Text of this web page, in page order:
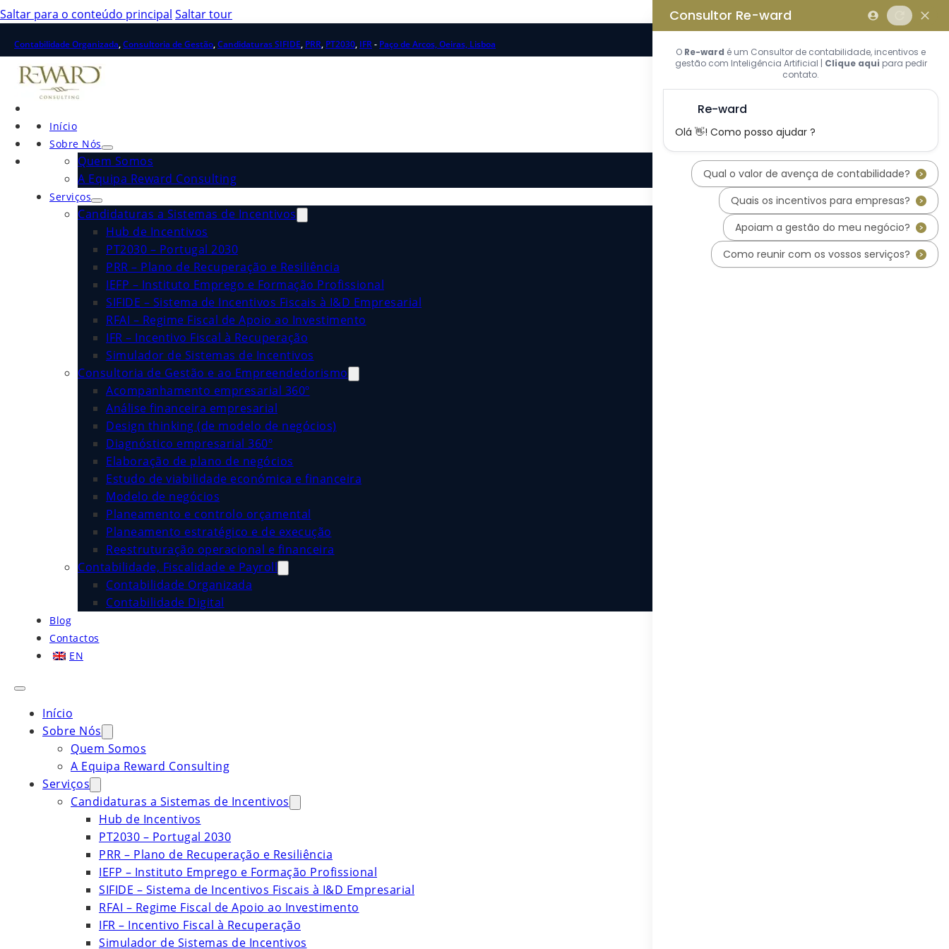
Saltar para o conteúdo principal Saltar tour
Contabilidade Organizada,Consultoria de Gestão,Candidaturas SIFIDE, PRR, PT2030, IFR- Paço de Arcos, Oeiras, Lisboa
Início
Sobre Nós
Quem Somos
A Equipa Reward Consulting
Serviços
Candidaturas a Sistemas de Incentivos
Hub de Incentivos
PT2030 – Portugal 2030
PRR – Plano de Recuperação e Resiliência
IEFP – Instituto Emprego e Formação Profissional
SIFIDE – Sistema de Incentivos Fiscais à I&D Empresarial
RFAI – Regime Fiscal de Apoio ao Investimento
IFR – Incentivo Fiscal à Recuperação
Simulador de Sistemas de Incentivos
Consultoria de Gestão e ao Empreendedorismo
Acompanhamento empresarial 360º
Análise financeira empresarial
Design thinking (de modelo de negócios)
Diagnóstico empresarial 360º
Elaboração de plano de negócios
Estudo de viabilidade económica e financeira
Modelo de negócios
Planeamento e controlo orçamental
Planeamento estratégico e de execução
Reestruturação operacional e financeira
Contabilidade, Fiscalidade e Payroll
Contabilidade Organizada
Contabilidade Digital
Blog
Contactos
EN
Início
Sobre Nós
Quem Somos
A Equipa Reward Consulting
Serviços
Candidaturas a Sistemas de Incentivos
Hub de Incentivos
PT2030 – Portugal 2030
PRR – Plano de Recuperação e Resiliência
IEFP – Instituto Emprego e Formação Profissional
SIFIDE – Sistema de Incentivos Fiscais à I&D Empresarial
RFAI – Regime Fiscal de Apoio ao Investimento
IFR – Incentivo Fiscal à Recuperação
Simulador de Sistemas de Incentivos